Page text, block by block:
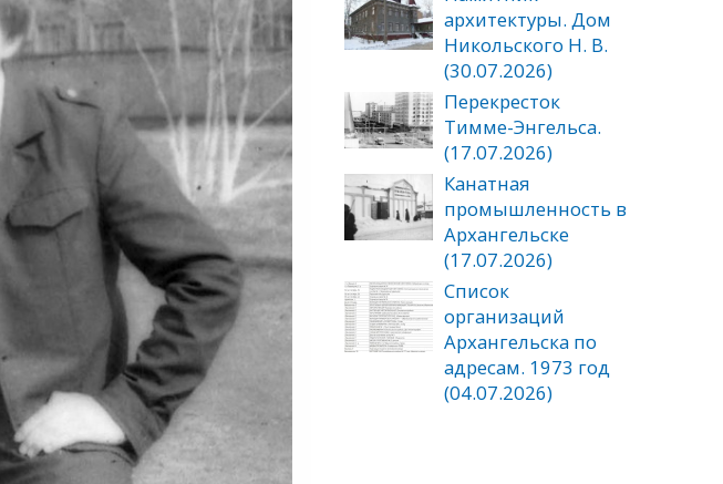
архитектуры. Дом
Никольского Н. В.
(30.07.2026)
Перекресток
Тимме-Энгельса.
(17.07.2026)
Канатная
промышленность в
Архангельске
(17.07.2026)
Список
организаций
Архангельска по
адресам. 1973 год
(04.07.2026)